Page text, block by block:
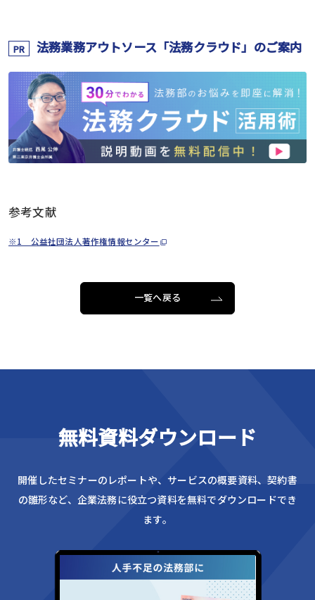
PR 法務業務アウトソース「法務クラウド」のご案内
参考文献
※1 公益社団法人著作権情報センター
一覧へ戻る
無料資料ダウンロード
開催したセミナーのレポートや、サービスの概要資料、契約書
の雛形など、企業法務に役立つ資料を無料でダウンロードでき
ます。